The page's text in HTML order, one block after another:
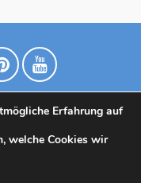
Erfahrung auf
welche Cookies wir